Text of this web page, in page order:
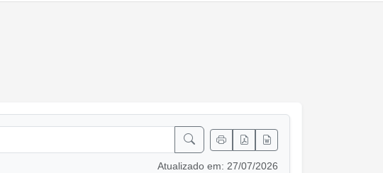
Atualizado em: 27/07/2026